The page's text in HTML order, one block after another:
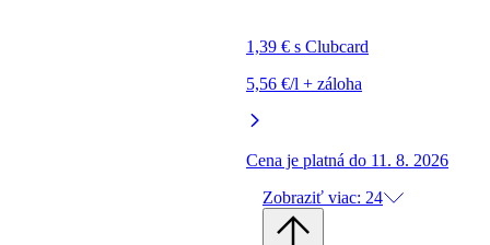
1,39 € s Clubcard
5,56 €/l + záloha
Cena je platná do 11. 8. 2026
Zobraziť viac: 24